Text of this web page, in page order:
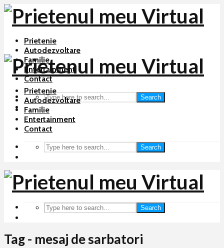
Prietenie
Autodezvoltare
Familie
Entertainment
Contact
Search
Prietenie
Autodezvoltare
Familie
Entertainment
Contact
Search
Search
Tag - mesaj de sarbatori